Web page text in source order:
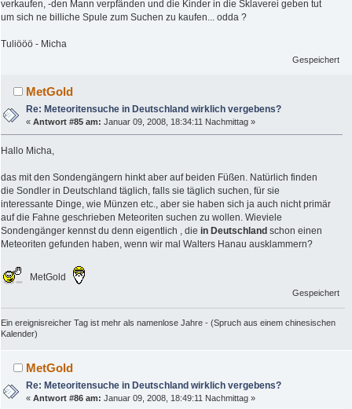
verkaufen, -den Mann verpfänden und die Kinder in die Sklaverei geben tut
um sich ne billiche Spule zum Suchen zu kaufen... odda ?
Tuliööö - Micha
Gespeichert
MetGold
Re: Meteoritensuche in Deutschland wirklich vergebens?
«Antwort #85 am: Januar 09, 2008, 18:34:11 Nachmittag »
Hallo Micha,
das mit den Sondengängern hinkt aber auf beiden Füßen. Natürlich finden
die Sondler in Deutschland täglich, falls sie täglich suchen, für sie
interessante Dinge, wie Münzen etc., aber sie haben sich ja auch nicht primär
auf die Fahne geschrieben Meteoriten suchen zu wollen. Wieviele
Sondengänger kennst du denn eigentlich , die in Deutschland schon einen
Meteoriten gefunden haben, wenn wir mal Walters Hanau ausklammern?
MetGold
Gespeichert
Ein ereignisreicher Tag ist mehr als namenlose Jahre - (Spruch aus einem chinesischen
Kalender)
MetGold
Re: Meteoritensuche in Deutschland wirklich vergebens?
«Antwort #86 am: Januar 09, 2008, 18:49:11 Nachmittag »